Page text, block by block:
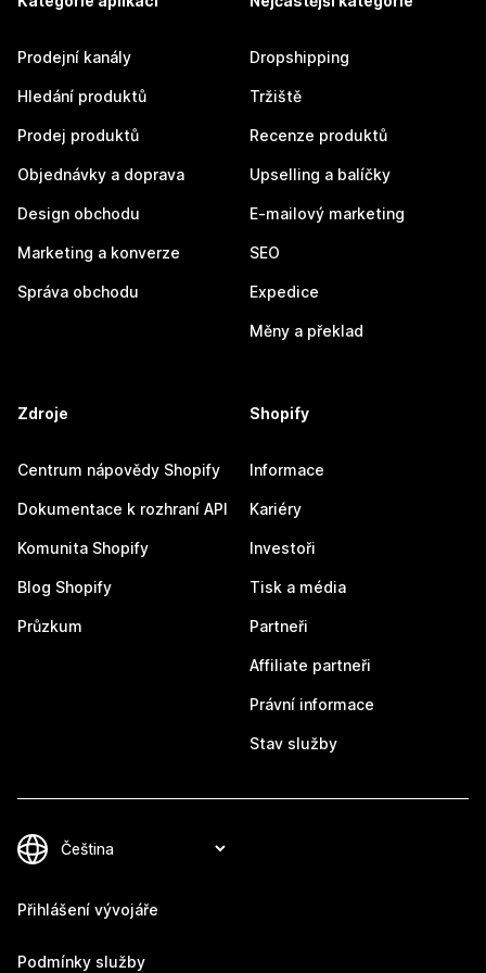
Prodejní kanály
Hledání produktů
Prodej produktů
Objednávky a doprava
Design obchodu
Marketing a konverze
Správa obchodu
Dropshipping
Tržiště
Recenze produktů
Upselling a balíčky
E-mailový marketing
SEO
Expedice
Měny a překlad
Zdroje
Centrum nápovědy Shopify
Dokumentace k rozhraní API
Komunita Shopify
Blog Shopify
Průzkum
Shopify
Informace
Kariéry
Investoři
Tisk a média
Partneři
Affiliate partneři
Právní informace
Stav služby
Přihlášení vývojáře
Podmínky služby